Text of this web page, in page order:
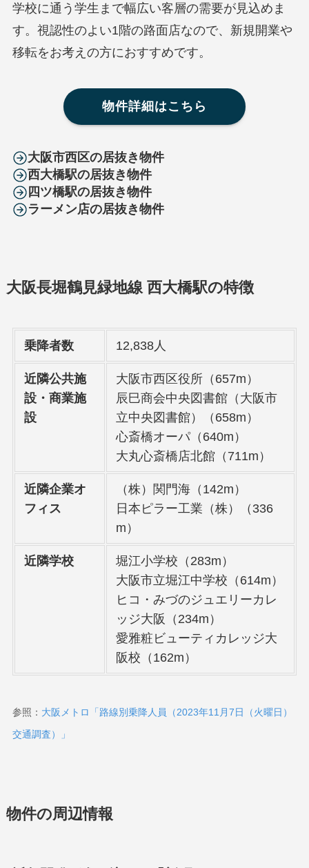
学校に通う学生まで幅広い客層の需要が見込めま
す。視認性のよい1階の路面店なので、新規開業や
移転をお考えの方におすすめです。
物件詳細はこちら
大阪市西区の居抜き物件
西大橋駅の居抜き物件
四ツ橋駅の居抜き物件
ラーメン店の居抜き物件
大阪長堀鶴見緑地線 西大橋駅の特徴
乗降者数 12,838人
近隣公共施
設・商業施
設
大阪市西区役所（657m）
辰巳商会中央図書館（大阪市
立中央図書館）（658m）
心斎橋オーパ（640m）
大丸心斎橋店北館（711m）
近隣企業オ
フィス
（株）関門海（142m）
日本ピラー工業（株）（336
m）
近隣学校
堀江小学校（283m）
大阪市立堀江中学校（614m）
ヒコ・みづのジュエリーカレ
ッジ大阪（234m）
愛雅粧ビューティカレッジ大
阪校（162m）
参照： 大阪メトロ「路線別乗降人員（2023年11月7日（火曜日）
交通調査）」
物件の周辺情報